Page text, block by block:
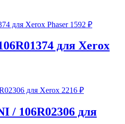
1592 ₽
для Xerox
2216 ₽
/ 106R02306 для